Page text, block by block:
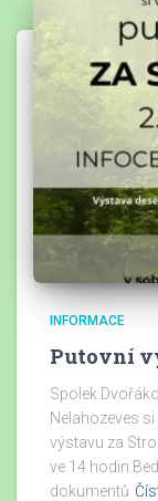
INFORMACE
Putovní
Spolek
Nelahozeves
výstavu za
ve 14 hodin
dokumentů